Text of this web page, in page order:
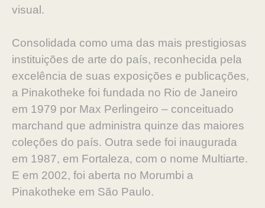
visual.
Consolidada como uma das mais prestigiosas
instituições de arte do país, reconhecida pela
excelência de suas exposições e publicações,
a Pinakotheke foi fundada no Rio de Janeiro
em 1979 por Max Perlingeiro – conceituado
marchand que administra quinze das maiores
coleções do país. Outra sede foi inaugurada
em 1987, em Fortaleza, com o nome Multiarte.
E em 2002, foi aberta no Morumbi a
Pinakotheke em São Paulo.